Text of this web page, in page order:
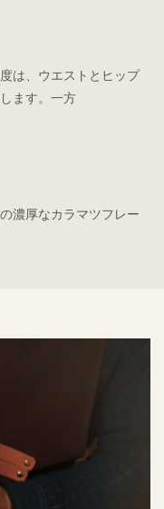
は、ウエストとヒップ
ます。一方
濃厚なカラマツフレー